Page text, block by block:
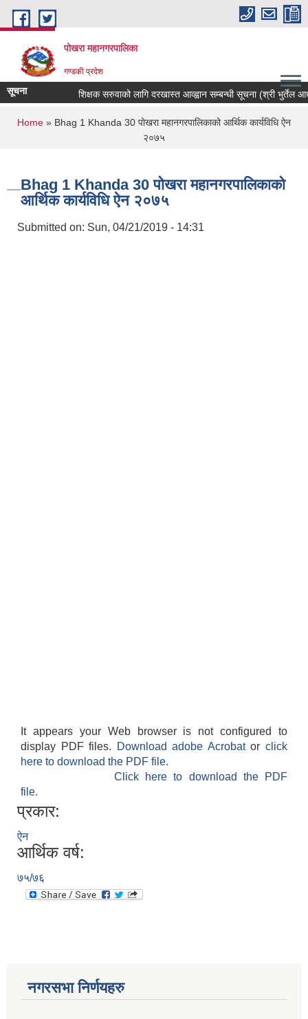
Skip to main content
पोखरा महानगरपालिका
गण्डकी प्रदेश
सूचना शिक्षक सरुवाको लागि दरखास्त आव्ह्वान सम्बन्धी सूचना (श्री भुर्तेल
You are here
Home » Bhag 1 Khanda 30 पोखरा महानगरपालिकाको आर्थिक कार्यविधि ऐन
२०७५
Bhag 1 Khanda 30 पोखरा महानगरपालिकाको
आर्थिक कार्यविधि ऐन २०७५
Submitted on: Sun, 04/21/2019 - 14:31
It appears your Web browser is not configured to
display PDF files.
Download adobe Acrobatorclick
here to download the PDF file.
Click here to download the PDF
file.
प्रकार:
ऐन
आर्थिक वर्ष:
७५/७६
नगरसभा निर्णयहरु